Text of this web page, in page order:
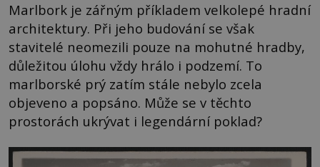
Marlbork je zářným příkladem velkolepé hradní
architektury. Při jeho budování se však
stavitelé neomezili pouze na mohutné hradby,
důležitou úlohu vždy hrálo i podzemí. To
marlborské prý zatím stále nebylo zcela
objeveno a popsáno. Může se v těchto
prostorách ukrývat i legendární poklad?